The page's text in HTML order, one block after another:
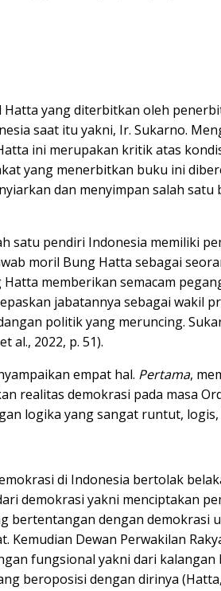
yang diterbitkan oleh
saat itu yakni, Ir. Sukarno.
ini merupakan kritik atas
yang menerbitkan buku ini
dan menyimpan salah
satu pendiri Indonesia memiliki
moril Bung Hatta sebagai
memberikan semacam
jabatannya sebagai wakil
politik yang meruncing.
al., 2022, p. 51).
empat hal. Pertama,
realitas demokrasi pada masa
logika yang sangat runtut,
di Indonesia bertolak
demokrasi yakni menciptakan
bertentangan dengan
Dewan Perwakilan
fungsional yakni dari
beroposisi dengan dirinya (Hatta,